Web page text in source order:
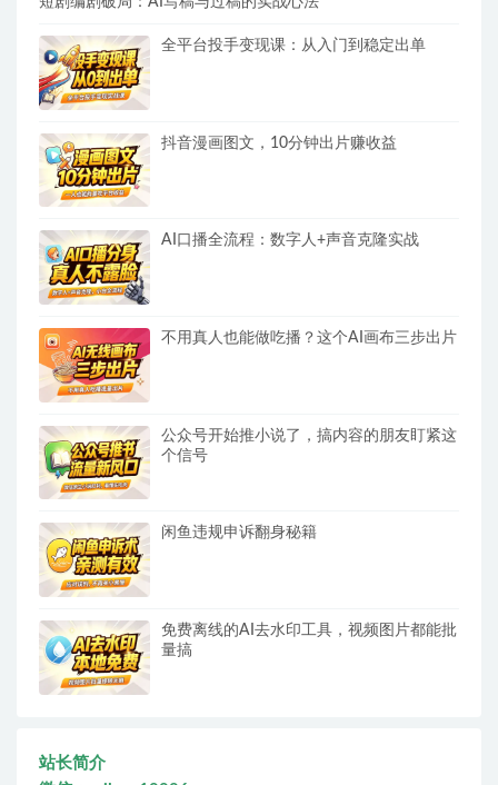
全平台投手变现课：从入门到稳定出单
抖音漫画图文，10分钟出片赚收益
AI口播全流程：数字人+声音克隆实战
不用真人也能做吃播？这个AI画布三步出片
公众号开始推小说了，搞内容的朋友盯紧这
个信号
闲鱼违规申诉翻身秘籍
免费离线的AI去水印工具，视频图片都能批
量搞
站长简介